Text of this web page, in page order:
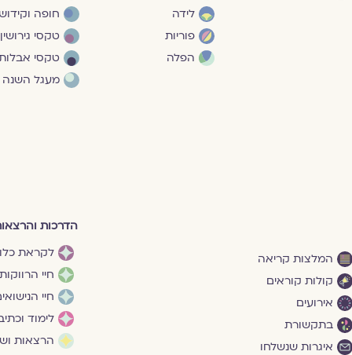
לידה
פוריות
הפלה
חופה
טקסי גירושין
טקסי
מעגל השנה
המלצות קריאה
קולות קוראים
אירועים
בתקשורת
איגרות שנשלחו
הדרכות
לקראת
חיי הרווקות
חיי
לימוד
הרצאות